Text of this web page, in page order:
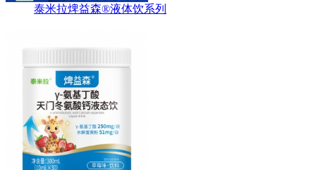
泰米拉焷益森®液体饮系列